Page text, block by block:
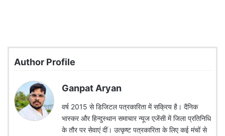
Author Profile
Ganpat Aryan
वर्ष 2015 से डिजिटल पत्रकारिता में सक्रिय है। दैनिक
भास्कर और हिन्दुस्थान समाचार न्यूज एजेंसी में जिला प्रतिनिधि
के तौर पर सेवाएं दीं। उत्कृष्ट पत्रकारिता के लिए कई मंचों से